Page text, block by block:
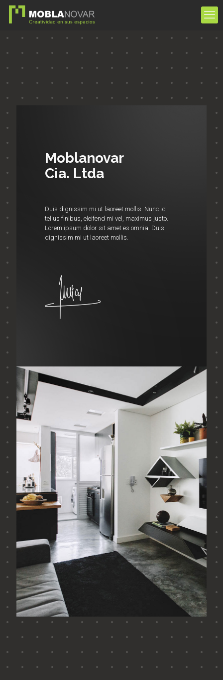
Moblanovar
Cia. Ltda
Duis dignissim mi ut laoreet mollis. Nunc id
tellus finibus, eleifend mi vel, maximus justo.
Lorem ipsum dolor sit amet es omnia. Duis
dignissim mi ut laoreet mollis.